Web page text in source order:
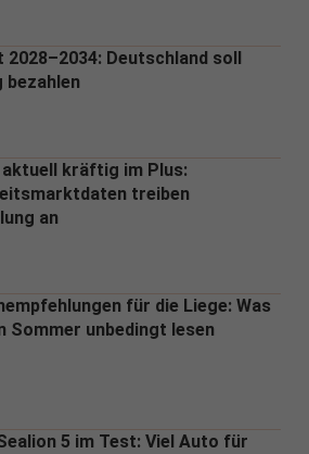
2028–2034: Deutschland soll
bezahlen
aktuell kräftig im Plus:
treiben
an
für die Liege: Was
Sommer unbedingt lesen
5 im Test: Viel Auto für